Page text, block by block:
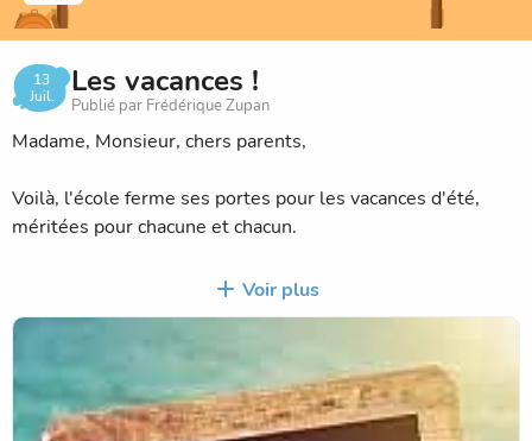
13
Juil.
Les vacances !
Publié par Frédérique Zupan
Madame, Monsieur, chers parents,
Voilà, l'école ferme ses portes pour les vacances d'été,
méritées pour chacune et chacun.
Toutefois...les travaux de la cour continuent et avancent;
nous devrions avoir un beau jardin pour la rentrée.😉
Merci pour cette année, pour votre confiance, votre soutien
et toutes vos attentions.
Voir plus